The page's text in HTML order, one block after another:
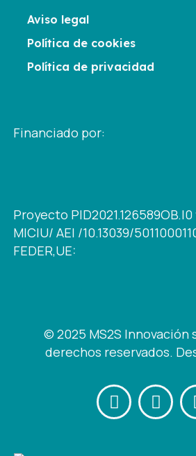
Aviso legal
Política de cookies
Política de privacidad
Financiado por:
Proyecto
MICIU/ AEI /10.13039/
FEDER,UE:
© 2025 MS2S Innovación
derechos reservados.